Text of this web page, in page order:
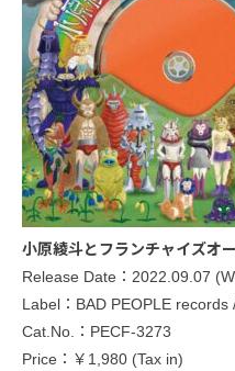
小原綾斗とフランチャイズオ
Release Date：2022.09.07
Label：BAD PEOPLE records
Cat.No.：PECF-3273
Price：￥1,980 (Tax in)